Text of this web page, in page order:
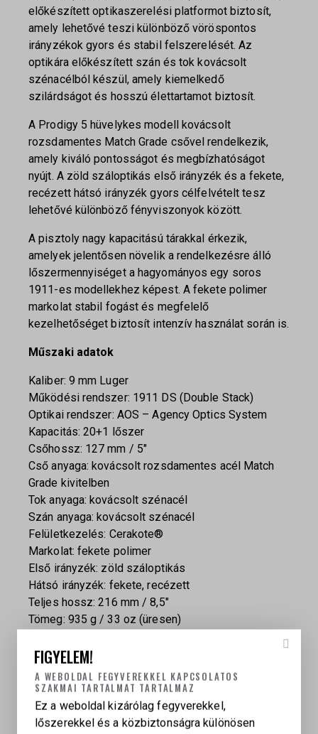
előkészített optikaszerelési platformot biztosít,
amely lehetővé teszi különböző vöröspontos
irányzékok gyors és stabil felszerelését. Az
optikára előkészített szán és tok kovácsolt
szénacélból készül, amely kiemelkedő
szilárdságot és hosszú élettartamot biztosít.
A Prodigy 5 hüvelykes modell kovácsolt
rozsdamentes Match Grade csővel rendelkezik,
amely kiváló pontosságot és megbízhatóságot
nyújt. A zöld száloptikás első irányzék és a fekete,
recézett hátsó irányzék gyors célfelvételt tesz
lehetővé különböző fényviszonyok között.
A pisztoly nagy kapacitású tárakkal érkezik,
amelyek jelentősen növelik a rendelkezésre álló
lőszermennyiséget a hagyományos egy soros
1911-es modellekhez képest. A fekete polimer
markolat stabil fogást és megfelelő
kezelhetőséget biztosít intenzív használat során is.
Műszaki adatok
Kaliber: 9 mm Luger
Működési rendszer: 1911 DS (Double Stack)
Optikai rendszer: AOS – Agency Optics System
Kapacitás: 20+1 lőszer
Csőhossz: 127 mm / 5″
Cső anyaga: kovácsolt rozsdamentes acél Match
Grade kivitelben
Tok anyaga: kovácsolt szénacél
Szán anyaga: kovácsolt szénacél
Felületkezelés: Cerakote®
Markolat: fekete polimer
Első irányzék: zöld száloptikás
Hátsó irányzék: fekete, recézett
Teljes hossz: 216 mm / 8,5″
Tömeg: 935 g / 33 oz (üresen)
Gyártó: Springfield Armory USA
Tartozékok
1 db 17 lőszeres tár
1 db 20 lőszeres tár
FIGYELEM!
A WEBOLDAL FEGYVEREKKEL KAPCSOLATOS
SZAKMAI TARTALMAT TARTALMAZ
Ez a weboldal kizárólag fegyverekkel,
lőszerekkel és a közbiztonságra különösen